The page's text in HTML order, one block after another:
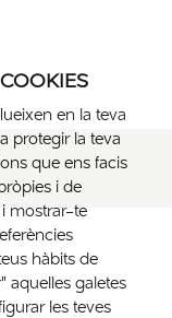
en la teva
protegir la teva
que ens facis
i de
i mostrar-te
hàbits de
aquelles galetes
les teves